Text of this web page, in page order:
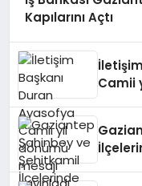
Kapılarını Açtı
Camii